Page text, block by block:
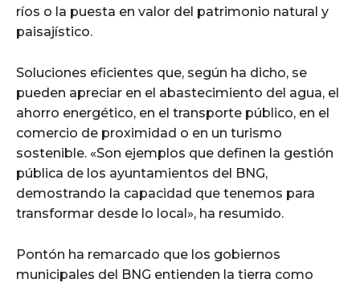
ríos o la puesta en valor del patrimonio natural y
paisajístico.
Soluciones eficientes que, según ha dicho, se
pueden apreciar en el abastecimiento del agua, el
ahorro energético, en el transporte público, en el
comercio de proximidad o en un turismo
sostenible. «Son ejemplos que definen la gestión
pública de los ayuntamientos del BNG,
demostrando la capacidad que tenemos para
transformar desde lo local», ha resumido.
Pontón ha remarcado que los gobiernos
municipales del BNG entienden la tierra como